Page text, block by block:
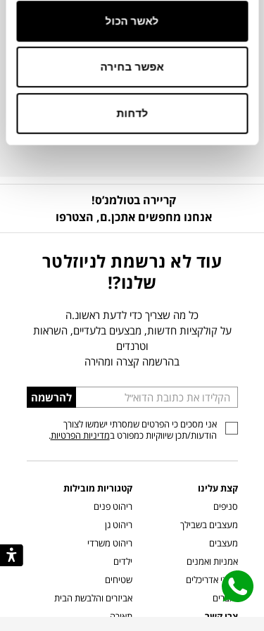
לאשר הכול
אפשר בחירה
לדחות
קריירה בטולמנ’ס!
אנחנו מחפשים אתכן.ם, הצטרפו
עוד לא נרשמת לניוזלטר
שלנו?!
כל מה שצריך כדי לדעת ראשונ.ה
על קולקציות חדשות, מבצעים בלעדיים, השראות
וטרנדים
בהרשמה קצרה ומהירה
הכניסו
כתובת
דוא”ל
להרשמה
אני מסכים כי הפרטים שמסרתי ישמשו לצורך
הודעות/תכן שיווקיות כמפורט במדיניות הפרטיות.
קצת עלינו
סניפים
מעצבים בשבילך
מעצבים
אמניות ואמנים
קשרי אדריכלים
שוברים
צרו קשר
קטגוריות מובילות
ריהוט פנים
ריהוט גן
ריהוט משרדי
ילדים
שטיחים
אביזרים והלבשת הבית
תאורה